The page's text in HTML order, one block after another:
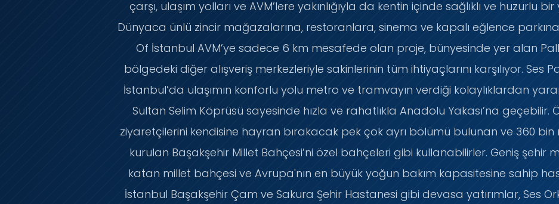
çarşı, ulaşım yolları ve AVM’lere yakınlığıyla da kentin içinde sağlıklı ve huzurlu
Dünyaca ünlü zincir mağazalarına, restoranlara, sinema ve kapalı eğlence
Of İstanbul AVM’ye sadece 6 km mesafede olan proje, bünyesinde yer alan
bölgedeki diğer alışveriş merkezleriyle sakinlerinin tüm ihtiyaçlarını karşılıyor. Ses
İstanbul’da ulaşımın konforlu yolu metro ve tramvayın verdiği kolaylıklardan
Sultan Selim Köprüsü sayesinde hızla ve rahatlıkla Anadolu Yakası’na geçebilir.
ziyaretçilerini kendisine hayran bırakacak pek çok ayrı bölümü bulunan ve 360
kurulan Başakşehir Millet Bahçesi’ni özel bahçeleri gibi kullanabilirler. Geniş şehir
katan millet bahçesi ve Avrupa'nın en büyük yoğun bakım kapasitesine sahip
İstanbul Başakşehir Çam ve Sakura Şehir Hastanesi gibi devasa yatırımlar, Ses